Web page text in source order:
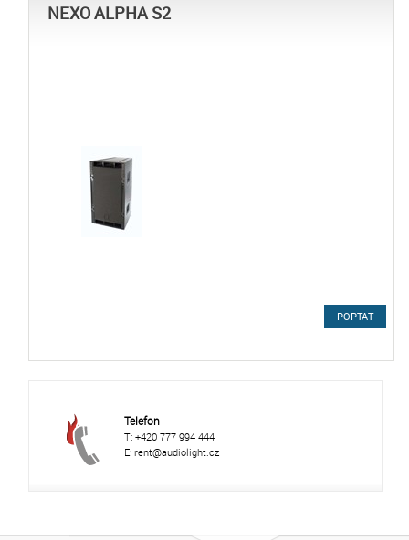
NEXO ALPHA S2
POPTAT
Telefon
T: +420 777 994 444
E: rent@audiolight.cz